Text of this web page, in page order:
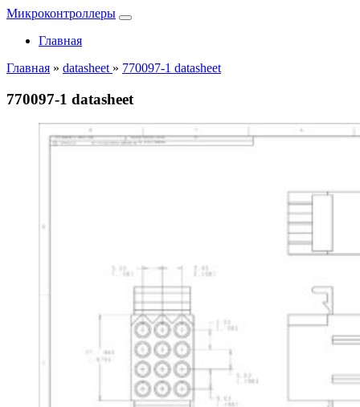
Микроконтроллеры
Главная
Главная » datasheet » 770097-1 datasheet
770097-1 datasheet